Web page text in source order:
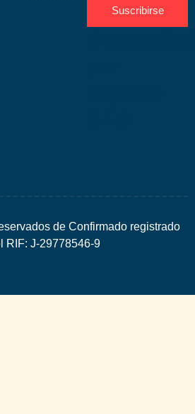
Suscribirse
de Confirmado registrado
RIF: J-29778546-9